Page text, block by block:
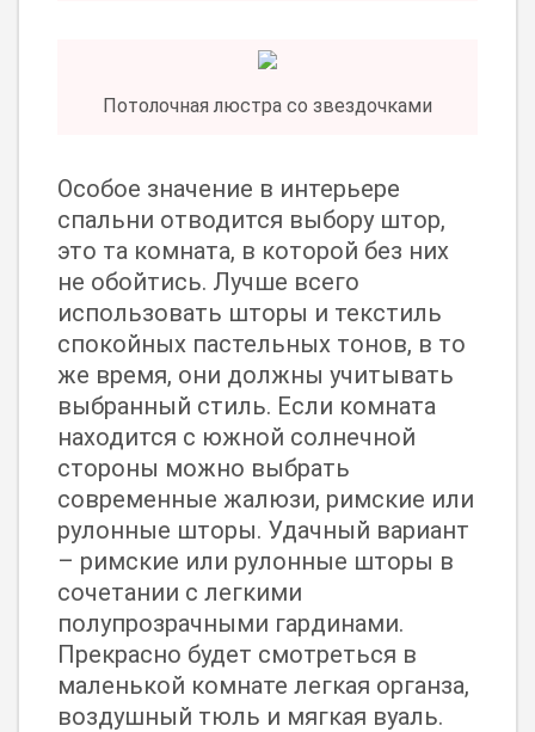
Потолочная люстра со звездочками
Особое значение в интерьере
спальни отводится выбору штор,
это та комната, в которой без них
не обойтись. Лучше всего
использовать шторы и текстиль
спокойных пастельных тонов, в то
же время, они должны учитывать
выбранный стиль. Если комната
находится с южной солнечной
стороны можно выбрать
современные жалюзи, римские или
рулонные шторы. Удачный вариант
– римские или рулонные шторы в
сочетании с легкими
полупрозрачными гардинами.
Прекрасно будет смотреться в
маленькой комнате легкая органза,
воздушный тюль и мягкая вуаль.